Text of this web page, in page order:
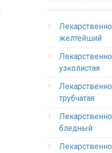
желтейший
узколистая
трубчатая
бледный